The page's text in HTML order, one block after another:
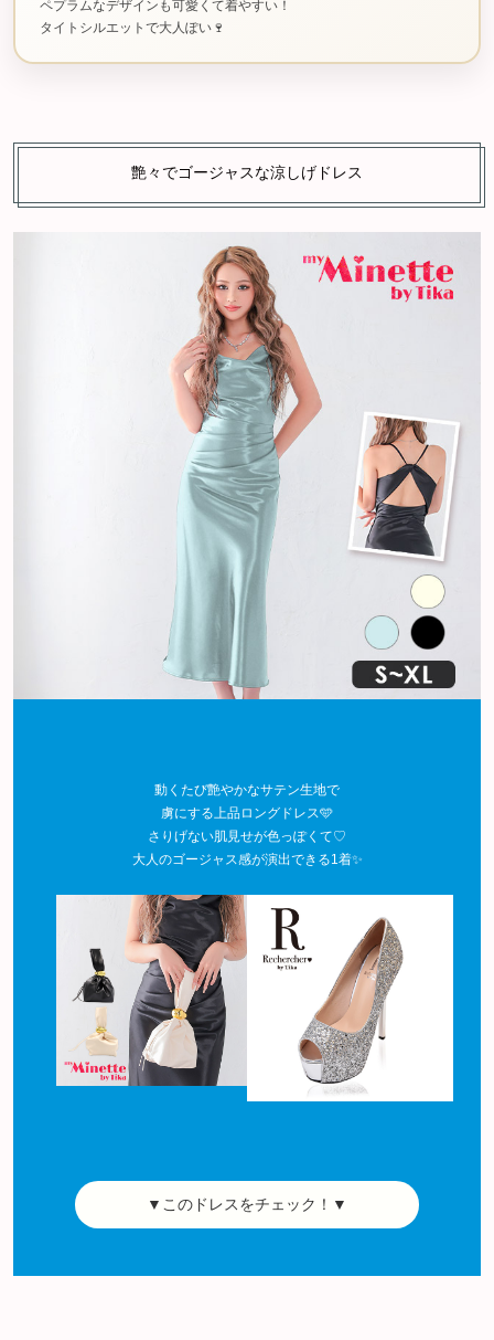
ペプラムなデザインも可愛くて着やすい！
タイトシルエットで大人ぽい🍷
艶々でゴージャスな涼しげドレス
動くたび艶やかなサテン生地で
虜にする上品ロングドレス🩵
さりげない肌見せが色っぽくて♡
大人のゴージャス感が演出できる1着✨
▼このドレスをチェック！▼